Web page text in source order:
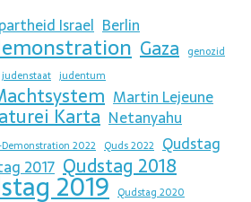
Israel Berlin
Gaza genozid
judenstaat judentum
Martin Lejeune
Karta Netanyahu
2022 Quds 2022
Qudstag
2017 Qudstag 2018
2019 Qudstag 2020